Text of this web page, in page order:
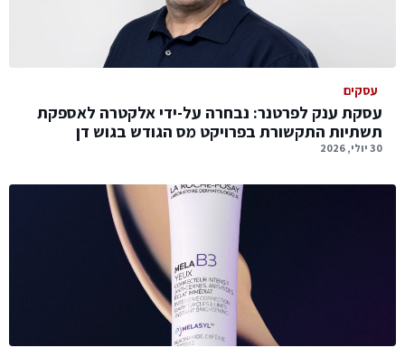
עסקים
עסקת ענק לפרטנר: נבחרה על-ידי אלקטרה לאספקת
תשתיות התקשורת בפרויקט מס הגודש בגוש דן
30 יולי, 2026